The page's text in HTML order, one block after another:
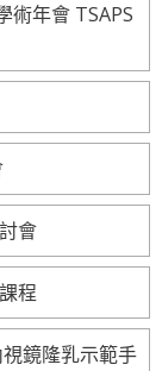
術年會 TSAPS
會
程
鏡隆乳示範手